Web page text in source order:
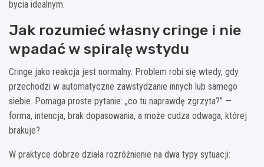
bycia idealnym.
Jak rozumieć własny cringe i nie
wpadać w spiralę wstydu
Cringe jako reakcja jest normalny. Problem robi się wtedy, gdy
przechodzi w automatyczne zawstydzanie innych lub samego
siebie. Pomaga proste pytanie: „co tu naprawdę zgrzyta?” —
forma, intencja, brak dopasowania, a może cudza odwaga, której
brakuje?
W praktyce dobrze działa rozróżnienie na dwa typy sytuacji: